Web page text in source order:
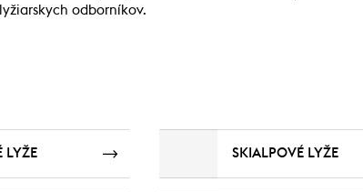
odborníkov.
LYŽE SKIALPOVÉ LYŽE